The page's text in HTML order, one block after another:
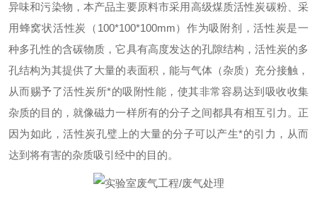
异味和污染物，本产品主要原料市采用高级煤质活性炭碳粉、采
用蜂窝状活性炭（100*100*100mm）作为吸附剂，活性炭是一
种多孔性的含碳物质，它具有高度发达的孔隙结构，活性炭的多
孔结构为其提供了大量的表面积，能与气体（杂质）充分接触，
从而赐予了活性炭所*的吸附性能，使其非常容易达到吸收收集
杂质的目的，就像磁力一样所有的分子之间都具有相互引力。正
因为如此，活性炭孔璧上的大量的分子可以产生*的引力，从而
达到将有害的杂质吸引经中的目的。